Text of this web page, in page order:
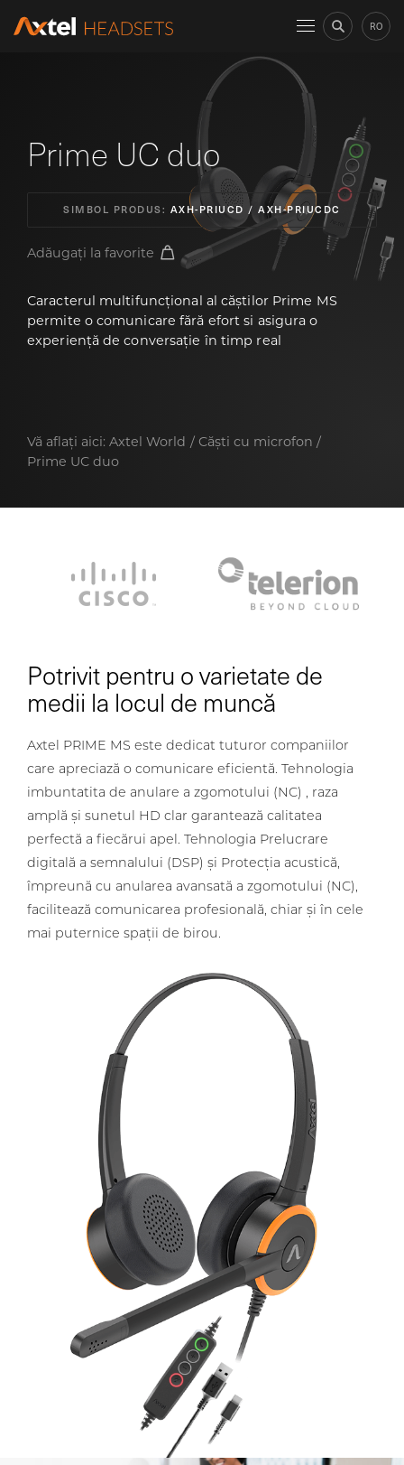
RO
Prime UC duo
SIMBOL PRODUS: AXH-PRIUCD / AXH-PRIUCDC
Adăugați la favorite
Caracterul multifuncțional al căștilor Prime MS
permite o comunicare fără efort si asigura o
experiență de conversație în timp real
Vă aflați aici: Axtel World
Căști cu microfon
Prime UC duo
Potrivit pentru o varietate de
medii la locul de muncă
Axtel PRIME MS este dedicat tuturor companiilor
care apreciază o comunicare eficientă. Tehnologia
imbuntatita de anulare a zgomotului (NC) , raza
amplă și sunetul HD clar garantează calitatea
perfectă a fiecărui apel. Tehnologia Prelucrare
digitală a semnalului (DSP) și Protecția acustică,
împreună cu anularea avansată a zgomotului (NC),
facilitează comunicarea profesională, chiar și în cele
mai puternice spații de birou.